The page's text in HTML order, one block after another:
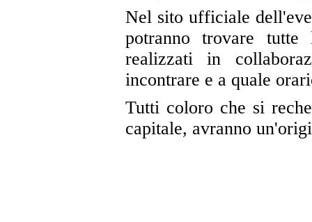
Nel sito ufficiale
potranno trovare
realizzati in
incontrare e a quale
Tutti coloro che si
capitale, avranno